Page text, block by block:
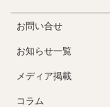
お問い合せ
お知らせ一覧
メディア掲載
コラム